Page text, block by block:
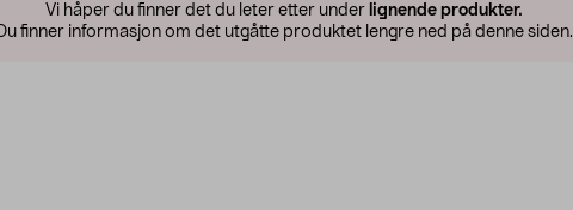
Vi håper du finner det du leter etter under lignende produkter.
Du finner informasjon om det utgåtte produktet lengre ned på denne siden.